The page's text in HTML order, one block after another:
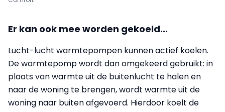
Er kan ook mee worden gekoeld...
Lucht-lucht warmtepompen kunnen actief koelen.
De warmtepomp wordt dan omgekeerd gebruikt: in
plaats van warmte uit de buitenlucht te halen en
naar de woning te brengen, wordt warmte uit de
woning naar buiten afgevoerd. Hierdoor koelt de